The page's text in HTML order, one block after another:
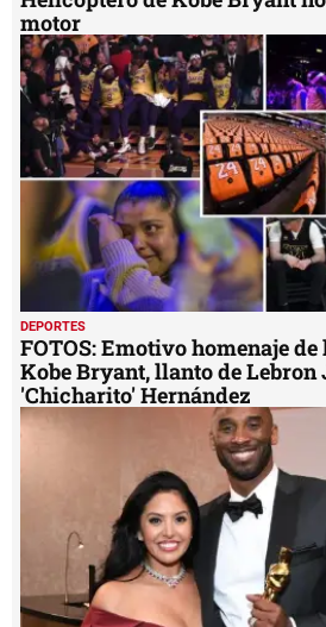
motor
DEPORTES
FOTOS: Emotivo homenaje
Kobe Bryant, llanto de
'Chicharito' Hernández